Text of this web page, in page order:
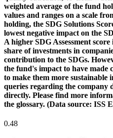
weighted average of the fund
values and ranges on a scale
holding, the SDG Solutions
lowest negative impact on the
A higher SDG Assessment
share of investments in
contribution to the SDGs.
the fund's impact to have made
to make them more sustainable
queries regarding the company
directly. Please find more
the glossary. (Data source: ISS
0.48